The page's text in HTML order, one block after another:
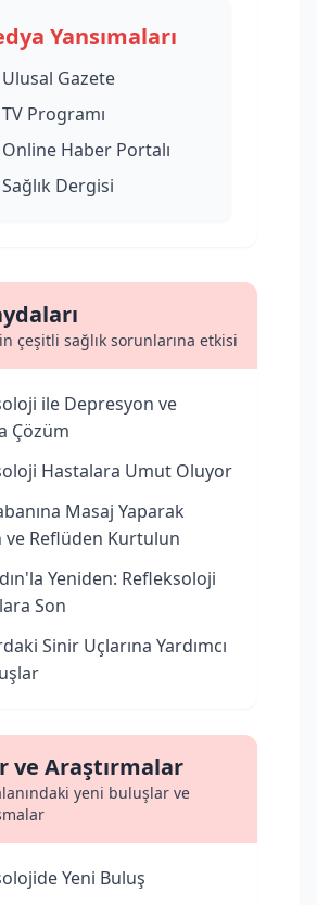
Yansımaları
Gazete
Programı
Haber Portalı
Dergisi
çeşitli sağlık sorunlarına etkisi
ile Depresyon ve
Çözüm
Hastalara Umut Oluyor
Masaj Yaparak
ve Reflüden Kurtulun
Yeniden: Refleksoloji
Son
Sinir Uçlarına Yardımcı
ve Araştırmalar
yeni buluşlar ve
Yeni Buluş